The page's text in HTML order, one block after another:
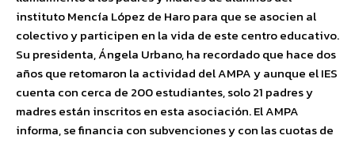
instituto Mencía López de Haro para que se asocien al
colectivo y participen en la vida de este centro educativo.
Su presidenta, Ángela Urbano, ha recordado que hace dos
años que retomaron la actividad del AMPA y aunque el IES
cuenta con cerca de 200 estudiantes, solo 21 padres y
madres están inscritos en esta asociación. El AMPA
informa, se financia con subvenciones y con las cuotas de